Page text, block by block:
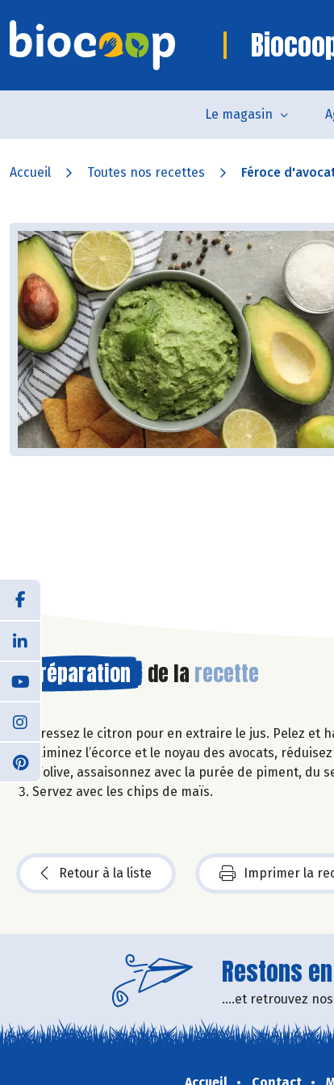
Le magasin
Accueil Toutes nos recettes Féroce
Préparation de la recette
Pressez le citron pour en extraire le jus. Pelez et
Eliminez l’écorce et le noyau des avocats,
d’olive, assaisonnez avec la purée de piment, du
Servez avec les chips de maïs.
Retour à la liste Imprimer la
Restons
....et retrouvez